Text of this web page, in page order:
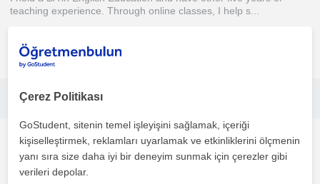
teaching experience. Through online classes, I help s...
daha fazlasını gör
Endonezyaca
Çevrimiçi dersler
Çerez Politikası
GoStudent, sitenin temel işleyişini sağlamak, içeriği
kişiselleştirmek, reklamları uyarlamak ve etkinliklerini ölçmenin
yanı sıra size daha iyi bir deneyim sunmak için çerezler gibi
verileri depolar.